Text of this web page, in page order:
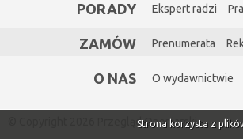
PORADY Ekspert radzi
ZAMÓW Prenumerata
O NAS O wydawnictwie
© Copyright 2026 Przegląd Oponiarski
Strona korzysta z